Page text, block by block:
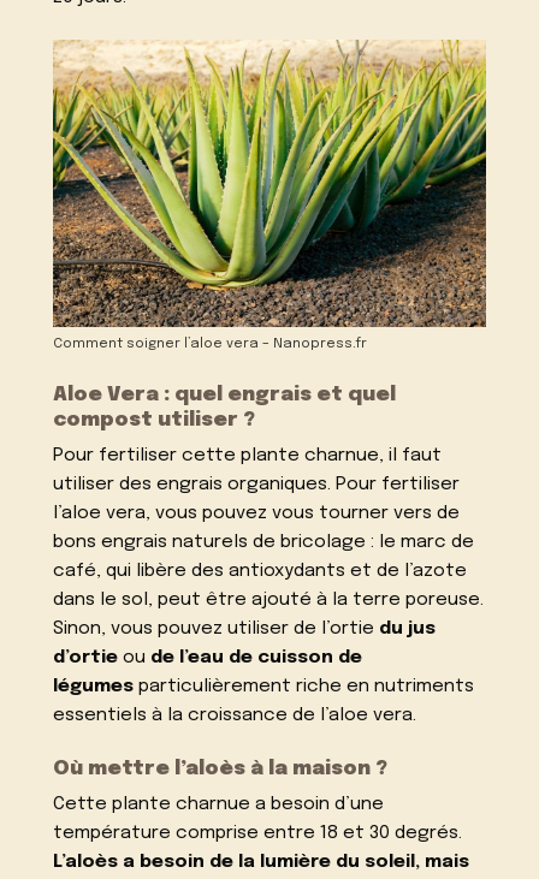
Comment soigner l’aloe vera – Nanopress.fr
Aloe Vera : quel engrais et quel
compost utiliser ?
Pour fertiliser cette plante charnue, il faut
utiliser des engrais organiques. Pour fertiliser
l’aloe vera, vous pouvez vous tourner vers de
bons engrais naturels de bricolage : le marc de
café, qui libère des antioxydants et de l’azote
dans le sol, peut être ajouté à la terre poreuse.
Sinon, vous pouvez utiliser de l’ortie du jus
d’ortie ou de l’eau de cuisson de
légumesparticulièrement riche en nutriments
essentiels à la croissance de l’aloe vera.
Où mettre l’aloès à la maison ?
Cette plante charnue a besoin d’une
température comprise entre 18 et 30 degrés.
L’aloès a besoin de la lumière du soleil, mais